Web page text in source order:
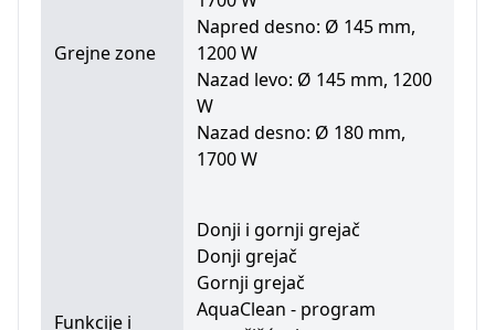
Grejne zone
Napred desno: Ø 145 mm,
1200 W
Nazad levo: Ø 145 mm, 1200
W
Nazad desno: Ø 180 mm,
1700 W
Funkcije i
Donji i gornji grejač
Donji grejač
Gornji grejač
AquaClean - program